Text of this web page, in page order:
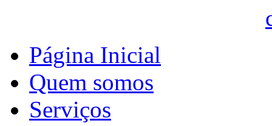
Página Inicial
Quem somos
Serviços